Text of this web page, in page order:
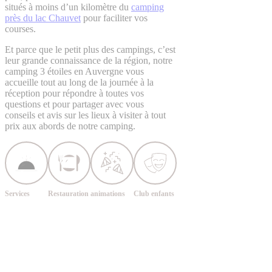
situés à moins d’un kilomètre du camping
près du lac Chauvet pour faciliter vos
courses.
Et parce que le petit plus des campings, c’est
leur grande connaissance de la région, notre
camping 3 étoiles en Auvergne vous
accueille tout au long de la journée à la
réception pour répondre à toutes vos
questions et pour partager avec vous
conseils et avis sur les lieux à visiter à tout
prix aux abords de notre camping.
Services Restauration animations Club enfants